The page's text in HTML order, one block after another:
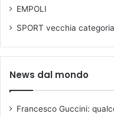
EMPOLI
SPORT vecchia categoria
News dal mondo
Francesco Guccini: